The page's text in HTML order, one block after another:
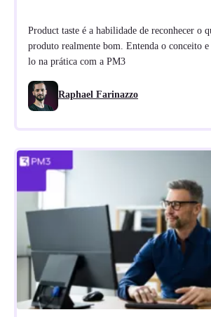
Product taste é a habilidade de reconhecer o
produto realmente bom. Entenda o conceito
lo na prática com a PM3
Raphael Farinazzo